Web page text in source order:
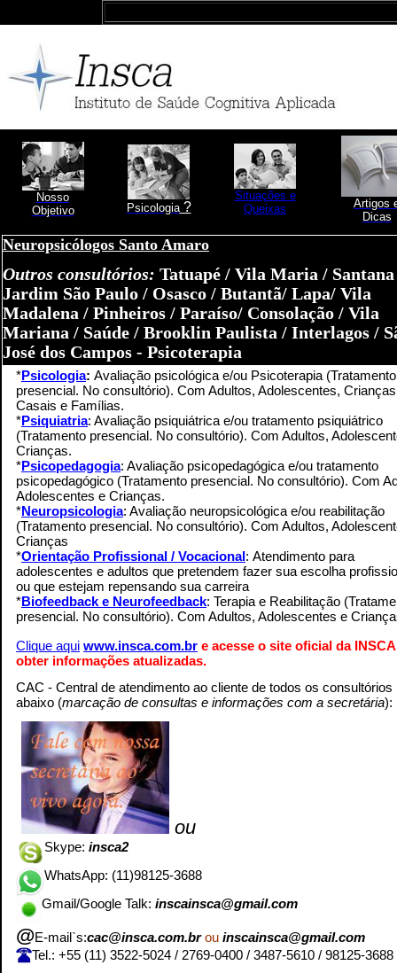
Nosso
Objetivo
Psicologia?
Situações e
Queixas
Artigos
Dicas
Neuropsicólogos Santo Amaro
Outros consultórios: Tatuapé / Vila Maria /
Jardim São Paulo / Osasco / Butantã/ Lapa/ Vila
Madalena / Pinheiros / Paraíso/ Consolação / Vila
Mariana / Saúde / Brooklin Paulista / Interlagos /
José dos Campos - Psicoterapia
*Psicologia: Avaliação psicológica e/ou Psicoterapia (Tratamento
presencial. No consultório). Com Adultos, Adolescentes,
Casais e Famílias.
*Psiquiatria: Avaliação psiquiátrica e/ou tratamento psiquiátrico
(Tratamento presencial. No consultório). Com Adultos,
Crianças.
*Psicopedagogia: Avaliação psicopedagógica e/ou tratamento
psicopedagógico (Tratamento presencial. No consultório). Com
Adolescentes e Crianças.
*Neuropsicologia: Avaliação neuropsicológica e/ou reabilitação
(Tratamento presencial. No consultório). Com Adultos,
Crianças
*Orientação Profissional / Vocacional: Atendimento para
adolescentes e adultos que pretendem fazer sua escolha
ou que estejam repensando sua carreira.
*Biofeedback e Neurofeedback: Terapia e Reabilitação
presencial. No consultório). Com Adultos, Adolescentes e
Clique aqui www.insca.com.br e acesse o site oficial da
obter informações atualizadas.
CAC - Central de atendimento ao cliente de todos os consultórios
abaixo (marcação de consultas e informações com a secretária):
ou
Skype: insca2
WhatsApp: (11)98125-3688
Gmail/Google Talk: inscainsca@gmail.com
@E-mail`s:cac@insca.com.br ou inscainsca@gmail.com
Tel.: +55 (11) 3522-5024 / 2769-0400 / 3487-5610 / 98125-3688